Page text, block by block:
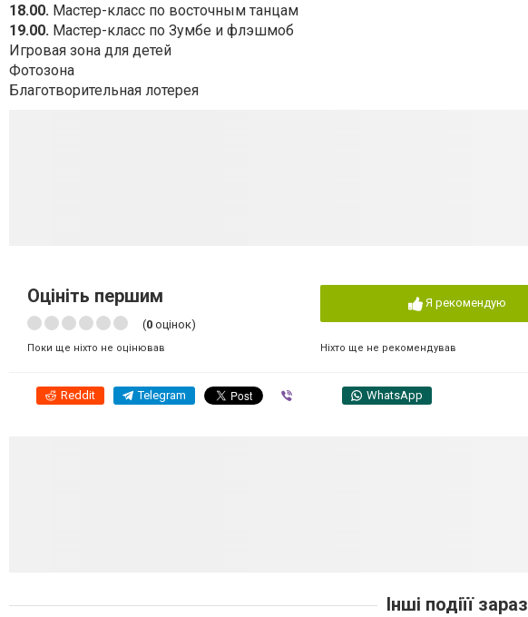
18.00. Мастер-класс по восточным танцам
19.00. Мастер-класс по Зумбе и флэшмоб
Игровая зона для детей
Фотозона
Благотворительная лотерея
Оцініть першим
(0 оцінок)
Поки ще ніхто не оцінював
Я рекомендую
Ніхто ще не рекомендував
Reddit Telegram WhatsApp
Інші подіїї зараз